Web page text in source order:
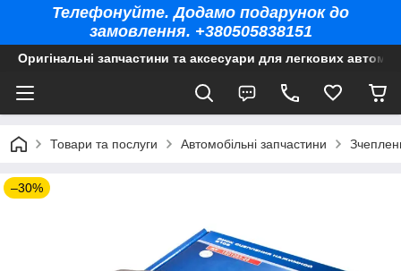
Телефонуйте. Додамо подарунок до
замовлення. +380505838151
Оригінальні запчастини та аксесуари для легкових
Товари та послуги Автомобільні запчастини
–30%